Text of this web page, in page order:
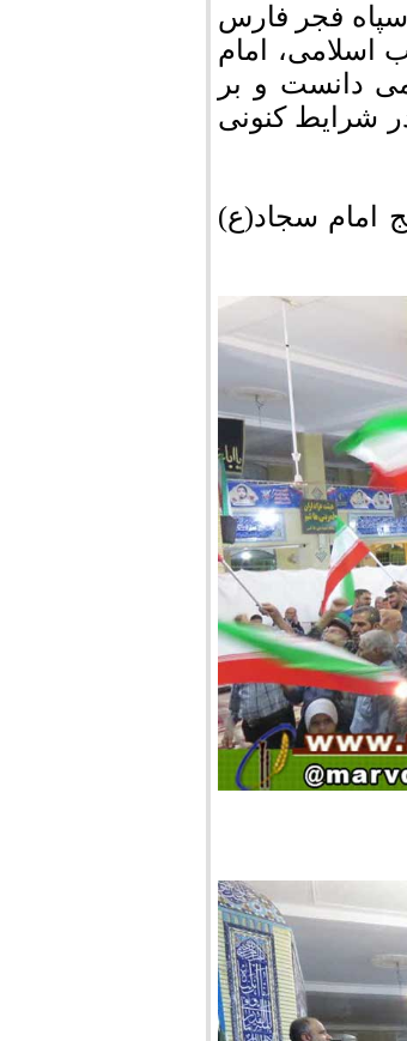
سپاه فجر فارس
اسلامی، امام
دانست و بر
شرایط کنونی
امام سجاد(ع)